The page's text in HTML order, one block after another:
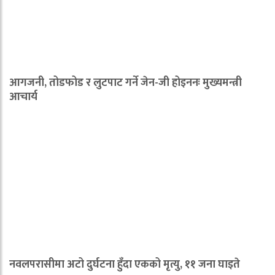
आगजनी, तोडफोड र लुटपाट गर्ने जेन-जी होइननः मुख्यमन्त्री
आचार्य
नवलपरासीमा अटो दुर्घटना हुँदा एकको मृत्यु, ११ जना घाइते